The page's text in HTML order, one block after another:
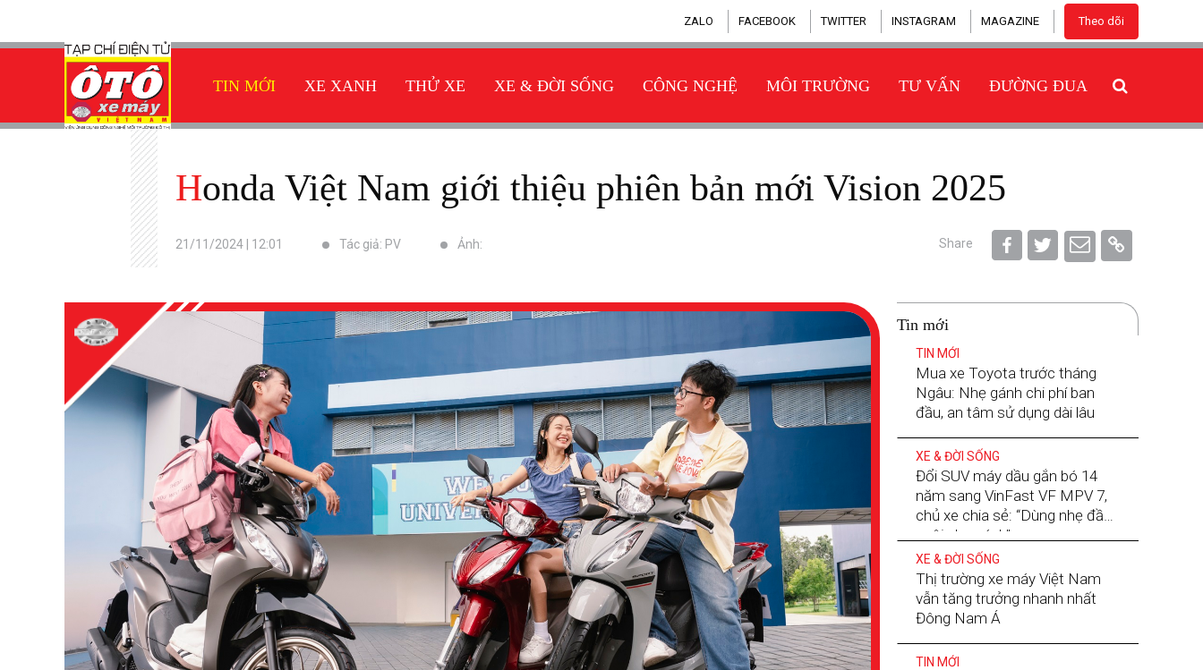
ZALO FACEBOOK TWITTER INSTAGRAM MAGAZINE Theo dõi
TIN MỚI XE XANH THỬ XE XE & ĐỜI SỐNG CÔNG NGHỆ MÔI TRƯỜNG TƯ VẤN ĐƯỜNG ĐUA
Honda Việt Nam giới thiệu phiên bản mới Vision 2025
21/11/2024 | 12:01 Tác giả: PV Ảnh: Share
Tin mới
TIN MỚI
Mua xe Toyota trước tháng
Ngâu: Nhẹ gánh chi phí ban
đầu, an tâm sử dụng dài lâu
XE & ĐỜI SỐNG
Đổi SUV máy dầu gắn bó 14
năm sang VinFast VF MPV 7,
chủ xe chia sẻ: “Dùng nhẹ đầu,
nuôi nhẹ gánh”
XE & ĐỜI SỐNG
Thị trường xe máy Việt Nam
vẫn tăng trưởng nhanh nhất
Đông Nam Á
TIN MỚI